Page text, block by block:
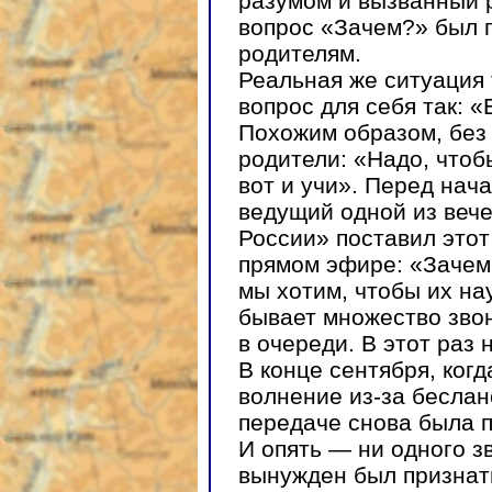
вопрос «Зачем?» был
родителям.
Реальная же ситуация
вопрос для себя так:
Похожим образом,
родители: «Надо,
вот и учи». Перед
ведущий одной из
России» поставил
прямом эфире:
мы хотим, чтобы их
бывает множество
в очереди. В этот раз
В конце сентября,
волнение из-за
передаче снова была
И опять — ни одного
вынужден был